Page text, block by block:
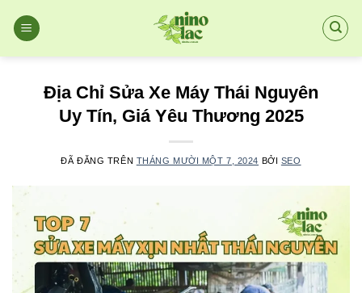
đến
Địa Chỉ Sửa Xe Máy Thái Nguyên
Uy Tín, Giá Yêu Thương 2025
ĐÃ ĐĂNG TRÊN THÁNG MƯỜI MỘT 7, 2024 BỞI SEO